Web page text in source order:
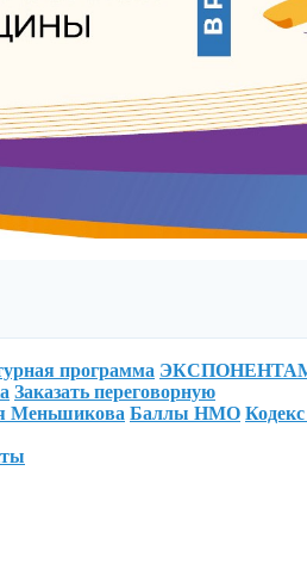
программа
Заказать переговорную
Меньшикова Баллы НМО